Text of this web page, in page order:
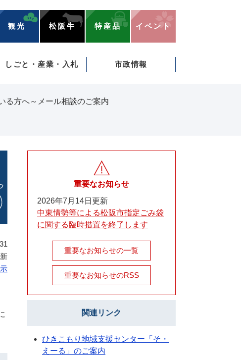
観光 松阪牛 特産品 イベント
しごと・産業・入札 市政情報
る方へ～メール相談のご案内
重要なお知らせ
2026年7月14日更新
中東情勢等による松阪市指定ごみ袋
に関する臨時措置を終了します
重要なお知らせの一覧
重要なお知らせのRSS
関連リンク
ひきこもり地域支援センター「そ・
えーる」のご案内